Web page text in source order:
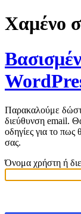
Χαμένο
Παρακαλούμε
διεύθυνση email.
οδηγίες για το πως
σας.
Όνομα χρήστη ή